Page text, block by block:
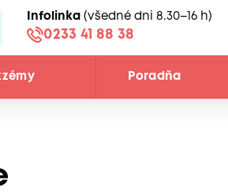
Infolinka (všedné dni 8.30–16 h)
0233 41 88 38
Poradňa